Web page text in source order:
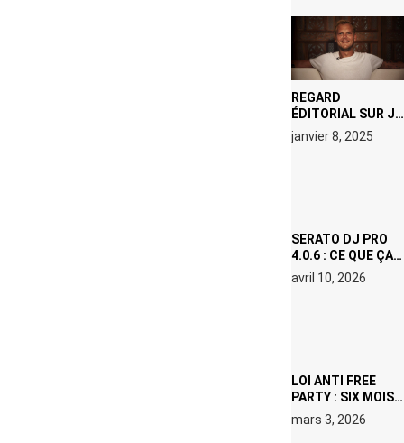
REGARD
ÉDITORIAL SUR JE
M’APPELLE TIM
(NETFLIX) : AVICII,
janvier 8, 2025
SERATO DJ PRO
4.0.6 : CE QUE ÇA
CHANGE, MÊME SI
VOUS N’ÊTES NI
avril 10, 2026
LOI ANTI FREE
PARTY : SIX MOIS
DE PRISON ET 5
000 € D’AMENDE
mars 3, 2026